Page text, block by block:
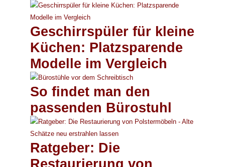
Geschirrspüler für kleine
Küchen: Platzsparende
Modelle im Vergleich
So findet man den
passenden Bürostuhl
Ratgeber: Die